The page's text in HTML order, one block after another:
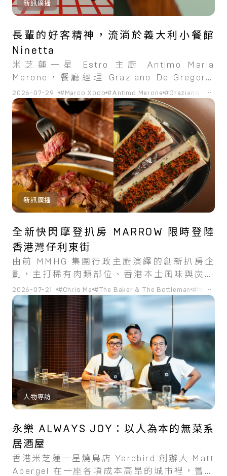
新訊廣播
長輩的好客精神，流淌於義大利小餐館
Ninetta
米芝蓮一星 Estro 主廚 Antimo Maria
Merone，餐廳經理 Graziano De Gregorio
以及前 Testina 主廚 Marco Xodo 共同創
立，頌揚義大利的熱情待客之道和家庭用餐體
驗。
2026-07-29 #Marco Xodo #Antimo Merone #Graziano De
...
新訊廣播
全新快閃摩登扒房 MARROW 限時登陸
香港灣仔利東街
由前 MMHG 集團行政主廚演繹的創新扒房企
劃，主打稀有肉類部位、香港本土風味與炭火
直燒。
2026-07-21 #Chris Ma #The Baker & The Bottleman ...
人物專訪
永樂 ALWAYS JOY：以人為本的無菜系
居酒屋
香港米芝蓮一星燒鳥店 Yardbird 創辦人 Matt
Abergel 在一座各項成本高昂的城市裡，嘗試